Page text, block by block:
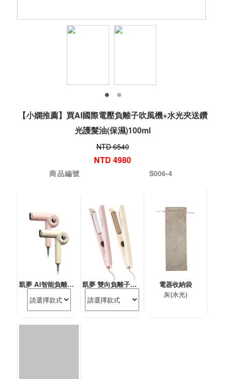
【小嫻推薦】買AI國際電壓負離子吹風機+水光夾送鑽
光護髮油(保濕)100ml
NTD 6540
NTD 4980
商品編號 S006-4
凱夢 AI智能負離子吹風機(國際電壓) 凱夢 雙向負離子水光離子夾
電器收納袋
灰(水光)